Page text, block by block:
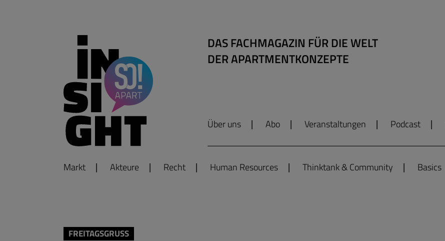
DAS FACHMAGAZIN FÜR DIE WELT
DER APARTMENTKONZEPTE
Über uns Abo Veranstaltungen Podcast
Markt Akteure Recht Human Resources Thinktank & Community Basics
FREITAGSGRUSS